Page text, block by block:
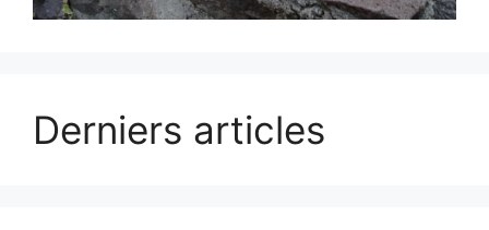
Derniers articles